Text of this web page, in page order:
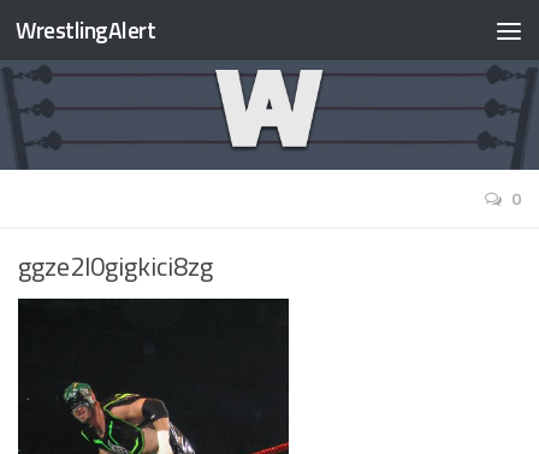
WrestlingAlert
0
ggze2l0gigkici8zg